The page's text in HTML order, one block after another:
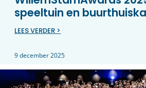
speeltuin en
LEES VERDER >
9 december 2025